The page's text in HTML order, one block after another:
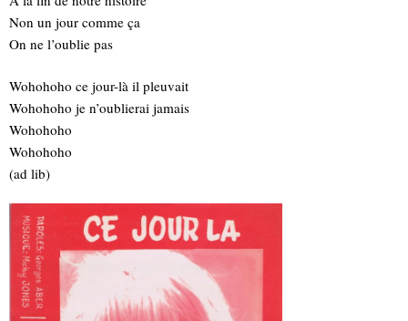
Non un jour comme ça
On ne l’oublie pas
Wohohoho ce jour-là il pleuvait
Wohohoho je n’oublierai jamais
Wohohoho
Wohohoho
(ad lib)